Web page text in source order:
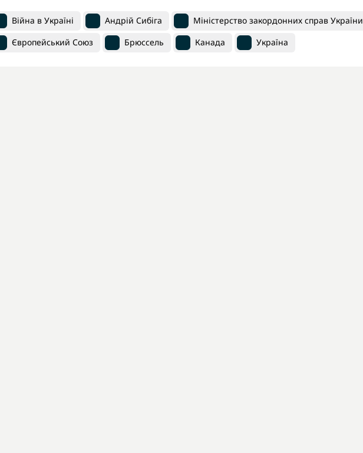
Війна в Україні Андрій Сибіга
Міністерство закордонних справ України
Європейський Союз
Брюссель Канада Україна